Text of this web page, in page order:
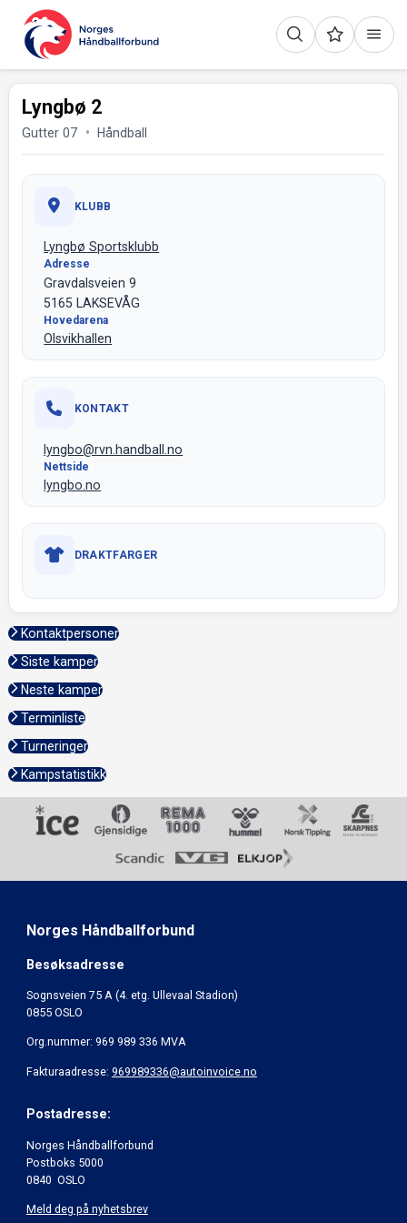
Lyngbø 2
Gutter 07 Håndball
KLUBB
Lyngbø Sportsklubb
Adresse
Gravdalsveien 9
5165 LAKSEVÅG
Hovedarena
Olsvikhallen
KONTAKT
lyngbo@rvn.handball.no
Nettside
lyngbo.no
DRAKTFARGER
Kontaktpersoner
Siste kamper
Neste kamper
Terminliste
Turneringer
Kampstatistikk
Norges Håndballforbund
Besøksadresse
Sognsveien 75 A (4. etg. Ullevaal Stadion)
0855 OSLO
Org.nummer: 969 989 336 MVA
Fakturaadresse: 969989336@autoinvoice.no
Postadresse:
Norges Håndballforbund
Postboks 5000
0840 OSLO
Meld deg på nyhetsbrev